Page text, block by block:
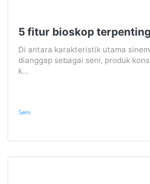
5 fitur bioskop terpenting
Di antara karakteristik utama
dianggap sebagai seni, produk
k...
Seni